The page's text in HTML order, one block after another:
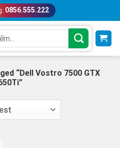
0856.555.222
“Dell Vostro 7500 GTX